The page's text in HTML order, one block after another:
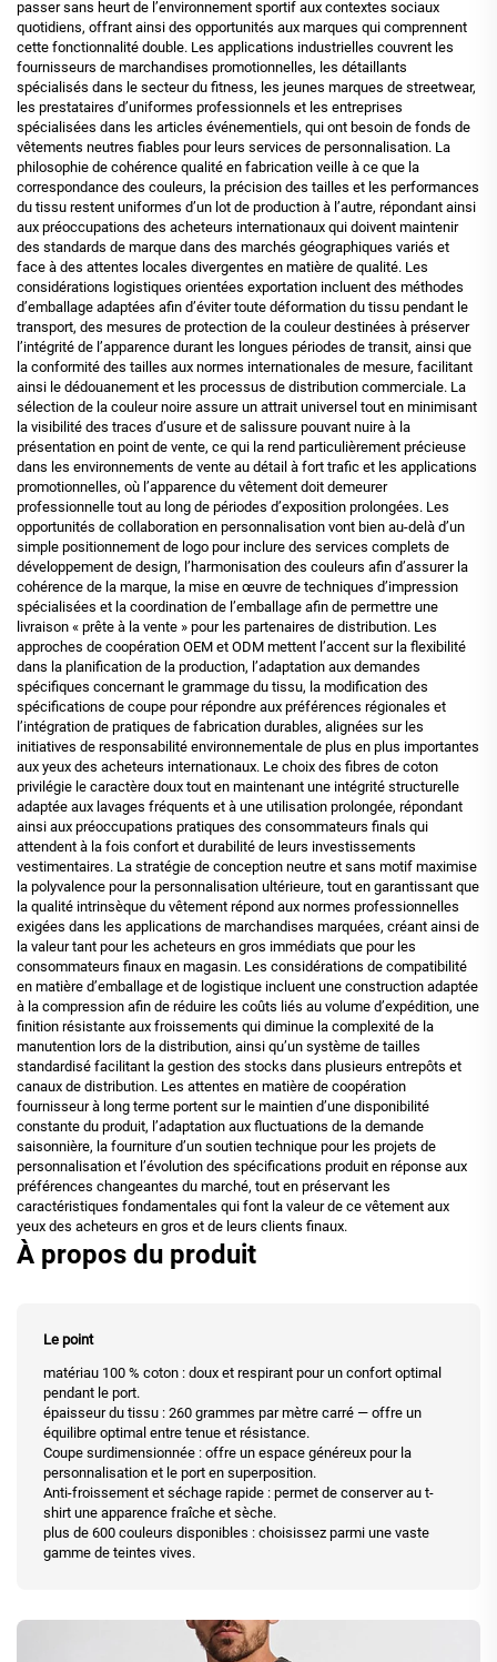
passer sans heurt de l’environnement sportif aux contextes sociaux
quotidiens, offrant ainsi des opportunités aux marques qui comprennent
cette fonctionnalité double. Les applications industrielles couvrent les
fournisseurs de marchandises promotionnelles, les détaillants
spécialisés dans le secteur du fitness, les jeunes marques de streetwear,
les prestataires d’uniformes professionnels et les entreprises
spécialisées dans les articles événementiels, qui ont besoin de fonds de
vêtements neutres fiables pour leurs services de personnalisation. La
philosophie de cohérence qualité en fabrication veille à ce que la
correspondance des couleurs, la précision des tailles et les performances
du tissu restent uniformes d’un lot de production à l’autre, répondant ainsi
aux préoccupations des acheteurs internationaux qui doivent maintenir
des standards de marque dans des marchés géographiques variés et
face à des attentes locales divergentes en matière de qualité. Les
considérations logistiques orientées exportation incluent des méthodes
d’emballage adaptées afin d’éviter toute déformation du tissu pendant le
transport, des mesures de protection de la couleur destinées à préserver
l’intégrité de l’apparence durant les longues périodes de transit, ainsi que
la conformité des tailles aux normes internationales de mesure, facilitant
ainsi le dédouanement et les processus de distribution commerciale. La
sélection de la couleur noire assure un attrait universel tout en minimisant
la visibilité des traces d’usure et de salissure pouvant nuire à la
présentation en point de vente, ce qui la rend particulièrement précieuse
dans les environnements de vente au détail à fort trafic et les applications
promotionnelles, où l’apparence du vêtement doit demeurer
professionnelle tout au long de périodes d’exposition prolongées. Les
opportunités de collaboration en personnalisation vont bien au-delà d’un
simple positionnement de logo pour inclure des services complets de
développement de design, l’harmonisation des couleurs afin d’assurer la
cohérence de la marque, la mise en œuvre de techniques d’impression
spécialisées et la coordination de l’emballage afin de permettre une
livraison « prête à la vente » pour les partenaires de distribution. Les
approches de coopération OEM et ODM mettent l’accent sur la flexibilité
dans la planification de la production, l’adaptation aux demandes
spécifiques concernant le grammage du tissu, la modification des
spécifications de coupe pour répondre aux préférences régionales et
l’intégration de pratiques de fabrication durables, alignées sur les
initiatives de responsabilité environnementale de plus en plus importantes
aux yeux des acheteurs internationaux. Le choix des fibres de coton
privilégie le caractère doux tout en maintenant une intégrité structurelle
adaptée aux lavages fréquents et à une utilisation prolongée, répondant
ainsi aux préoccupations pratiques des consommateurs finals qui
attendent à la fois confort et durabilité de leurs investissements
vestimentaires. La stratégie de conception neutre et sans motif maximise
la polyvalence pour la personnalisation ultérieure, tout en garantissant que
la qualité intrinsèque du vêtement répond aux normes professionnelles
exigées dans les applications de marchandises marquées, créant ainsi de
la valeur tant pour les acheteurs en gros immédiats que pour les
consommateurs finaux en magasin. Les considérations de compatibilité
en matière d’emballage et de logistique incluent une construction adaptée
à la compression afin de réduire les coûts liés au volume d’expédition, une
finition résistante aux froissements qui diminue la complexité de la
manutention lors de la distribution, ainsi qu’un système de tailles
standardisé facilitant la gestion des stocks dans plusieurs entrepôts et
canaux de distribution. Les attentes en matière de coopération
fournisseur à long terme portent sur le maintien d’une disponibilité
constante du produit, l’adaptation aux fluctuations de la demande
saisonnière, la fourniture d’un soutien technique pour les projets de
personnalisation et l’évolution des spécifications produit en réponse aux
préférences changeantes du marché, tout en préservant les
caractéristiques fondamentales qui font la valeur de ce vêtement aux
yeux des acheteurs en gros et de leurs clients finaux.
À propos du produit
Le point
matériau 100 % coton : doux et respirant pour un confort optimal
pendant le port.
épaisseur du tissu : 260 grammes par mètre carré — offre un
équilibre optimal entre tenue et résistance.
Coupe surdimensionnée : offre un espace généreux pour la
personnalisation et le port en superposition.
Anti-froissement et séchage rapide : permet de conserver au t-
shirt une apparence fraîche et sèche.
plus de 600 couleurs disponibles : choisissez parmi une vaste
gamme de teintes vives.